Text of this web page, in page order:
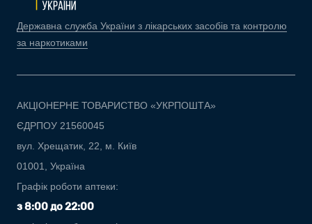
Державна служба України з лікарських засобів та контролю
за наркотиками
АКЦІОНЕРНЕ ТОВАРИСТВО «УКРПОШТА»
ЄДРПОУ 21560045
вул. Хрещатик, 22, м. Київ
01001, Україна
Графік роботи аптеки:
з 8:00 до 22:00